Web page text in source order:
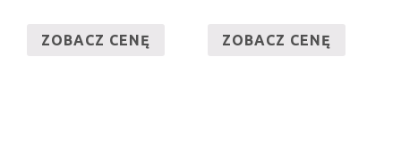
ZOBACZ CENĘ ZOBACZ CENĘ